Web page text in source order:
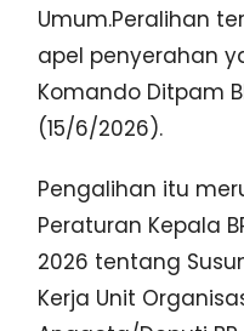
Umum.Peralihan
apel penyerahan
Komando Ditpam
(15/6/2026).
Pengalihan itu
Peraturan Kepala
2026 tentang
Kerja Unit